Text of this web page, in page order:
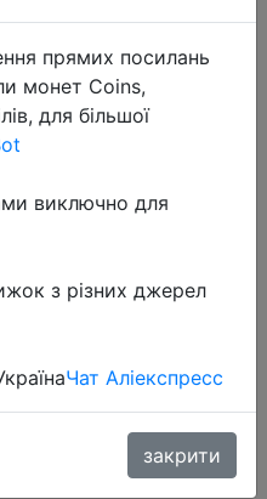
фронтальная
прямих посилань
монет Coins,
для більшої
виключно для
з різних джерел
Чат Аліекспресс
закрити